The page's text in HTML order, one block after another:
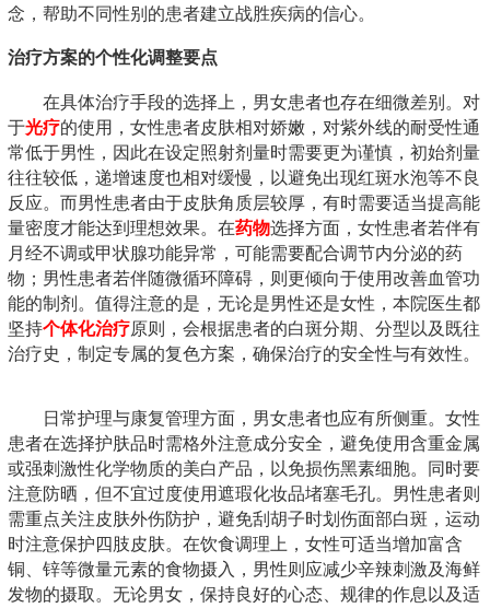
念，帮助不同性别的患者建立战胜疾病的信心。
治疗方案的个性化调整要点
在具体治疗手段的选择上，男女患者也存在细微差别。对
于光疗的使用，女性患者皮肤相对娇嫩，对紫外线的耐受性通
常低于男性，因此在设定照射剂量时需要更为谨慎，初始剂量
往往较低，递增速度也相对缓慢，以避免出现红斑水泡等不良
反应。而男性患者由于皮肤角质层较厚，有时需要适当提高能
量密度才能达到理想效果。在药物选择方面，女性患者若伴有
月经不调或甲状腺功能异常，可能需要配合调节内分泌的药
物；男性患者若伴随微循环障碍，则更倾向于使用改善血管功
能的制剂。值得注意的是，无论是男性还是女性，本院医生都
坚持个体化治疗原则，会根据患者的白斑分期、分型以及既往
治疗史，制定专属的复色方案，确保治疗的安全性与有效性。
日常护理与康复管理方面，男女患者也应有所侧重。女性
患者在选择护肤品时需格外注意成分安全，避免使用含重金属
或强刺激性化学物质的美白产品，以免损伤黑素细胞。同时要
注意防晒，但不宜过度使用遮瑕化妆品堵塞毛孔。男性患者则
需重点关注皮肤外伤防护，避免刮胡子时划伤面部白斑，运动
时注意保护四肢皮肤。在饮食调理上，女性可适当增加富含
铜、锌等微量元素的食物摄入，男性则应减少辛辣刺激及海鲜
发物的摄取。无论男女，保持良好的心态、规律的作息以及适